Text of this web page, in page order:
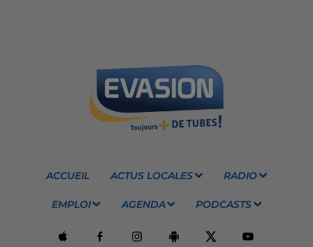
ACCUEIL ACTUS LOCALES RADIO
EMPLOI AGENDA PODCASTS